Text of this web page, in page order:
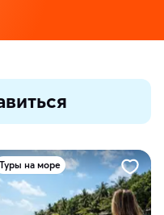
Туры на море